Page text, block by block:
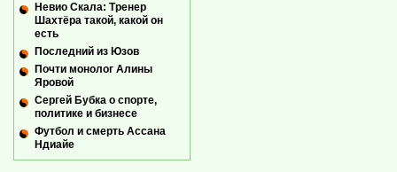
Невио Скала: Тренер
Шахтёра такой, какой он
есть
Последний из Юзов
Почти монолог Алины
Яровой
Сергей Бубка о спорте,
политике и бизнесе
Футбол и смерть Ассана
Ндиайе